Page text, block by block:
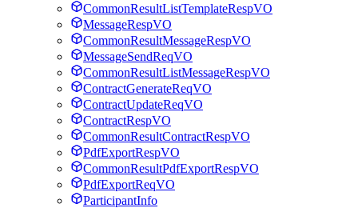
CommonResultListTemplateRespVO
MessageRespVO
CommonResultMessageRespVO
MessageSendReqVO
CommonResultListMessageRespVO
ContractGenerateReqVO
ContractUpdateReqVO
ContractRespVO
CommonResultContractRespVO
PdfExportRespVO
CommonResultPdfExportRespVO
PdfExportReqVO
ParticipantInfo